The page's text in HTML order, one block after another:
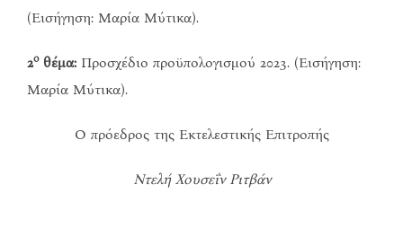
(Εισήγηση: Μαρία Μύτικα).
2οθέμα: Προσχέδιο προϋπολογισμού 2023. (Εισήγηση:
Μαρία Μύτικα).
Ο πρόεδρος της Εκτελεστικής Επιτροπής
Ντελή Χουσεΐν Ριτβάν